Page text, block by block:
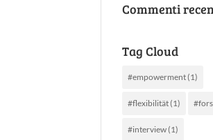
Commenti
Tag Cloud
#empowerment(1)
#flexibilität(1)
#interview(1)